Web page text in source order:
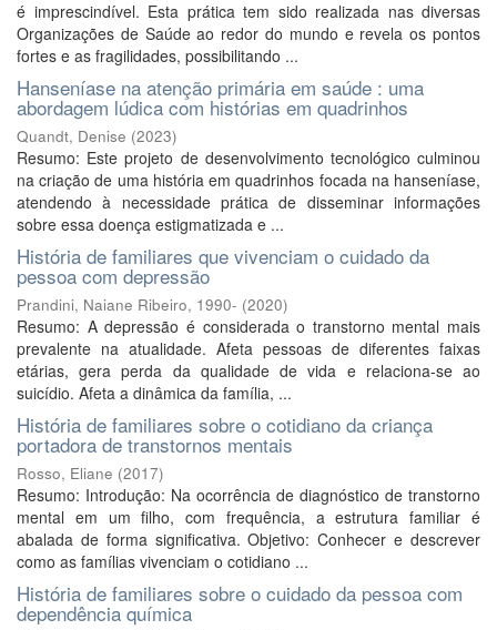
é imprescindível. Esta prática tem sido realizada nas diversas
Organizações de Saúde ao redor do mundo e revela os pontos
fortes e as fragilidades, possibilitando ...
Hanseníase na atenção primária em saúde : uma
abordagem lúdica com histórias em quadrinhos
Quandt, Denise (2023)
Resumo: Este projeto de desenvolvimento tecnológico culminou
na criação de uma história em quadrinhos focada na hanseníase,
atendendo à necessidade prática de disseminar informações
sobre essa doença estigmatizada e ...
História de familiares que vivenciam o cuidado da
pessoa com depressão
Prandini, Naiane Ribeiro, 1990- (2020)
Resumo: A depressão é considerada o transtorno mental mais
prevalente na atualidade. Afeta pessoas de diferentes faixas
etárias, gera perda da qualidade de vida e relaciona-se ao
suicídio. Afeta a dinâmica da família, ...
História de familiares sobre o cotidiano da criança
portadora de transtornos mentais
Rosso, Eliane (2017)
Resumo: Introdução: Na ocorrência de diagnóstico de transtorno
mental em um filho, com frequência, a estrutura familiar é
abalada de forma significativa. Objetivo: Conhecer e descrever
como as famílias vivenciam o cotidiano ...
História de familiares sobre o cuidado da pessoa com
dependência química